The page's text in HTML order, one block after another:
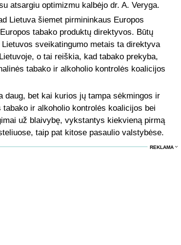
atsargiu optimizmu kalbėjo dr. A. Veryga.
Lietuva šiemet pirmininkaus Europos
tabako produktų direktyvos. Būtų
sveikatingumo metais ta direktyva
o tai reiškia, kad tabako prekyba,
tabako ir alkoholio kontrolės koalicijos
daug, bet kai kurios jų tampa sėkmingos ir
ir alkoholio kontrolės koalicijos bei
už blaivybę, vykstantys kiekvieną pirmą
taip pat kitose pasaulio valstybėse.
REKLAMA